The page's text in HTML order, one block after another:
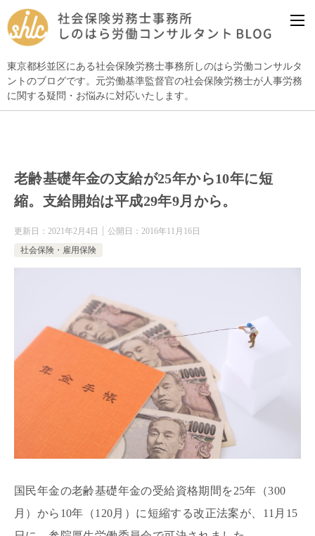
東京都杉並区にある社会保険労務士事務所しのはら労働コンサルタ
ントのブログです。元労働基準監督官の社会保険労務士が人事労務
に関する疑問・お悩みに対応いたします。
老齢基礎年金の支給が25年から10年に短
縮。支給開始は平成29年9月から。
更新日： 2021年2月4日 公開日： 2016年11月16日
社会保険・雇用保険
国民年金の老齢基礎年金の受給資格期間を25年（300
月）から10年（120月）に短縮する改正法案が、11月15